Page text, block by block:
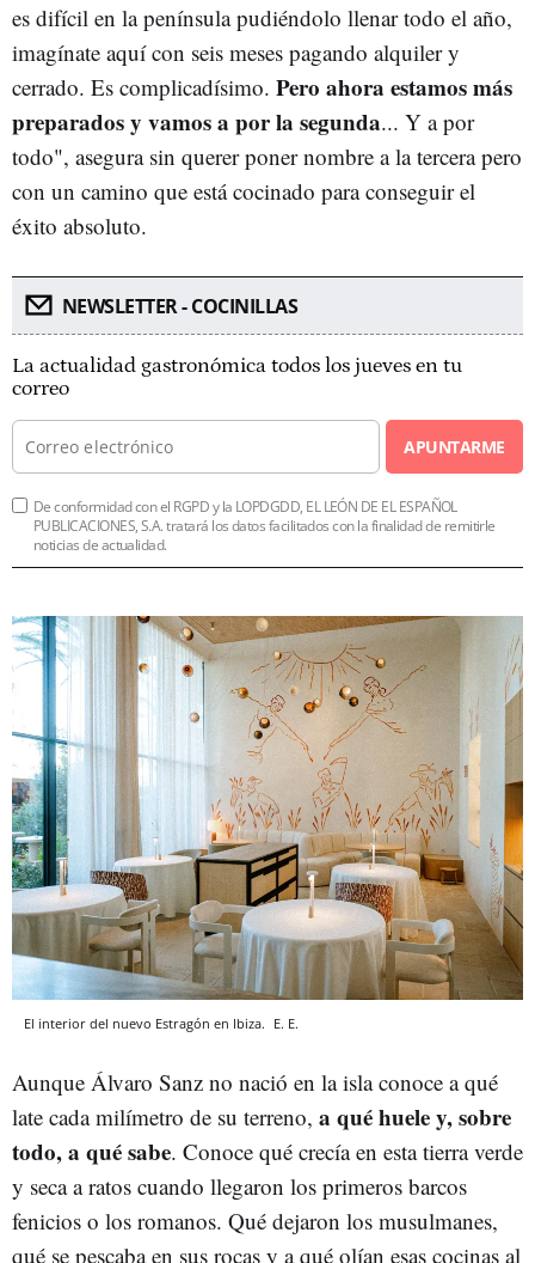
es difícil en la península pudiéndolo llenar todo el año,
imagínate aquí con seis meses pagando alquiler y
cerrado. Es complicadísimo. Pero ahora estamos más
preparados y vamos a por la segunda... Y a por
todo", asegura sin querer poner nombre a la tercera pero
con un camino que está cocinado para conseguir el
éxito absoluto.
NEWSLETTER - COCINILLAS
La actualidad gastronómica todos los jueves en tu
correo
APUNTARME
De conformidad con el RGPD y la LOPDGDD, EL LEÓN DE EL ESPAÑOL
PUBLICACIONES, S.A. tratará los datos facilitados con la finalidad de remitirle
noticias de actualidad.
El interior del nuevo Estragón en Ibiza. E. E.
Aunque Álvaro Sanz no nació en la isla conoce a qué
late cada milímetro de su terreno, a qué huele y, sobre
todo, a qué sabe. Conoce qué crecía en esta tierra verde
y seca a ratos cuando llegaron los primeros barcos
fenicios o los romanos. Qué dejaron los musulmanes,
qué se pescaba en sus rocas y a qué olían esas cocinas al